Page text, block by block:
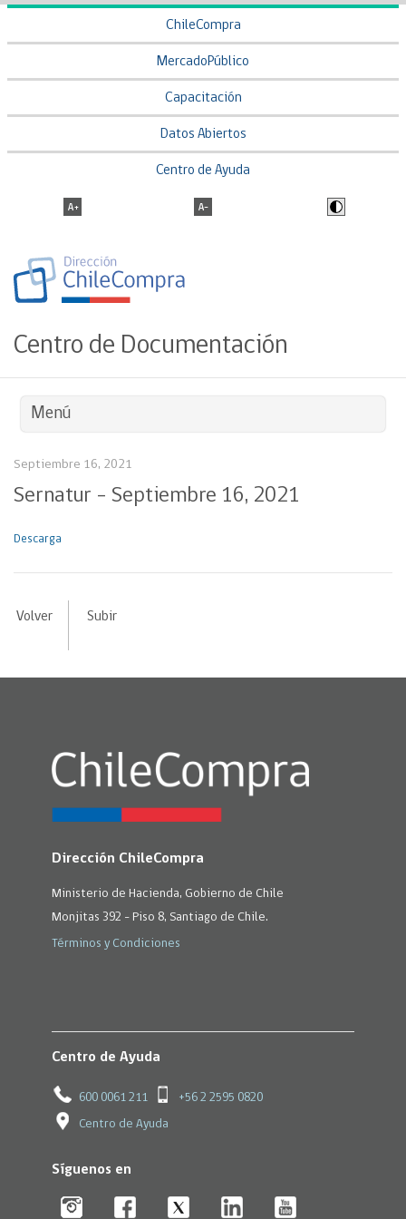
ChileCompra
MercadoPúblico
Capacitación
Datos Abiertos
Centro de Ayuda
Centro de Documentación
Menú
Septiembre 16, 2021
Sernatur – Septiembre 16, 2021
Descarga
Volver Subir
Dirección ChileCompra
Ministerio de Hacienda, Gobierno de Chile
Monjitas 392 - Piso 8, Santiago de Chile.
Términos y Condiciones
Centro de Ayuda
600 0061 211 +56 2 2595 0820
Centro de Ayuda
Síguenos en